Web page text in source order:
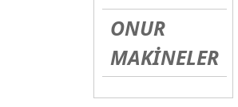
ONUR
MAKİNELER